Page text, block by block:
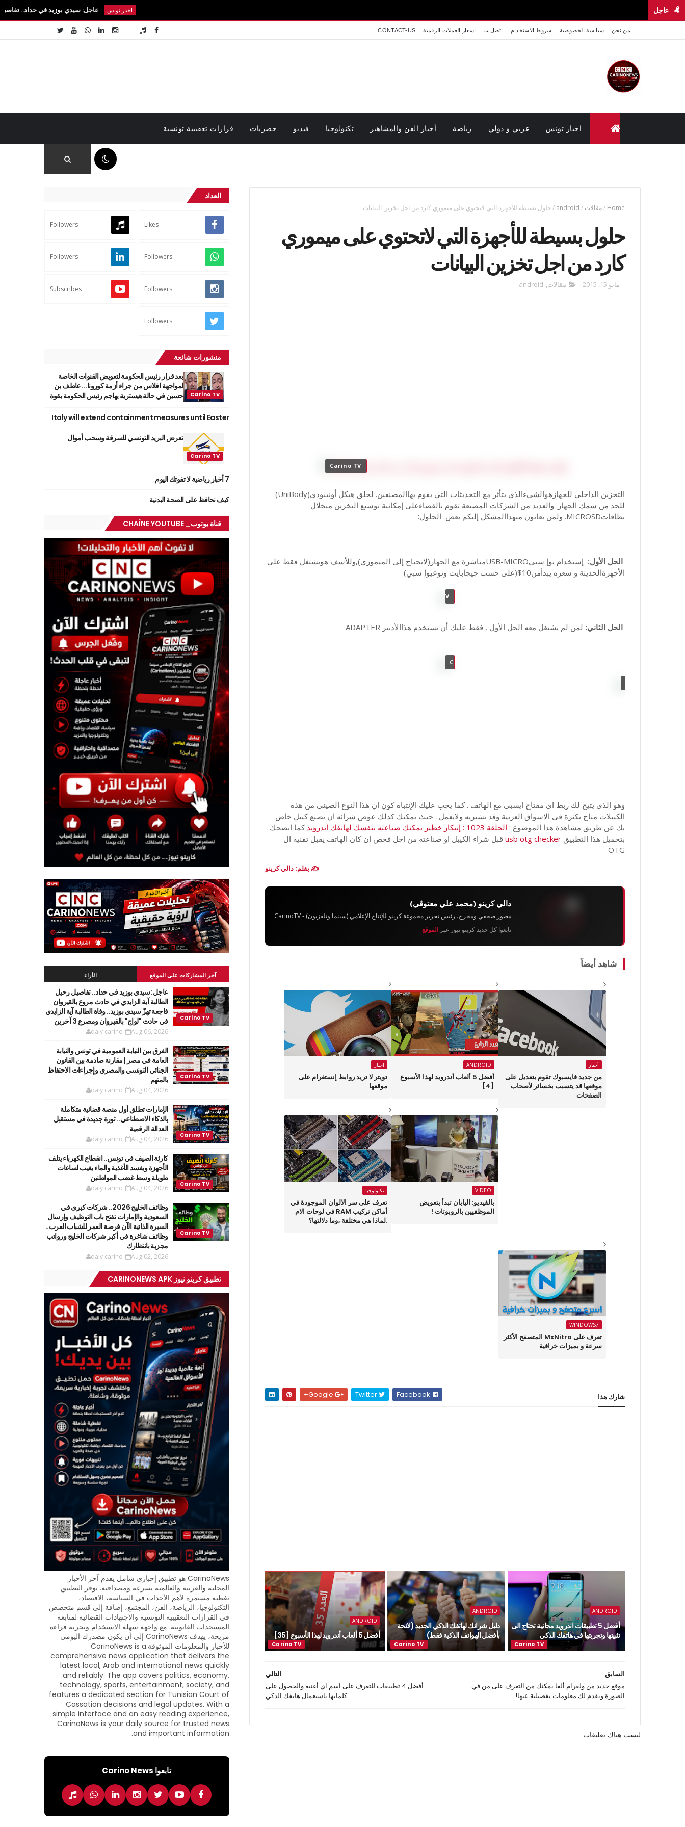
عاجل عاجل: سيدي بوزيد في حداد.. تفاصيل رحيل
من نحن سيا سة الخصوصية شروط الاستخدام اتصل بنا اسعار العملات الرقمية CONTACT-US
اخبار تونس عربي و دولي رياضة أخبار الفن والمشاهير تكنولوجيا فيديو حصريات قرارات تعقيبية تونسية
Home
/مقالات /
android
/حلول بسيطة للأجهزة التي لاتحتوي على ميموري كارد من اجل تخزين البيانات
حلول بسيطة للأجهزة التي لاتحتوي على ميموري
كارد من اجل تخزين البيانات
مايو 15, 2015 مقالات,
android
Carino TV
التخزين الداخلي للجهازهوالشيءالذي يتأثر مع التحديثات التي يقوم بهاالمصنعين. لخلق هيكل أونيبودي(UniBody)
للحد من سمك الجهاز. والعديد من الشركات المصنعة تقوم بالقضاءعلى إمكانية توسيع التخزين منخلال
بطاقاتMICROSD. ولمن يعانون منهذاالمشكل إليكم بعض الحلول:
الحل الأول:
إستخدام يوإ سبيUSB-MICROمباشرة مع الجهاز(لاتحتاج إلى الميموري),وللأسف هويشتغل فقط على
الأجهزةالحديثة و سعره يبدأمن10$(على حسب جيجابايت ونوعيوإ سبي)
Carino TV
الحل الثاني: لمن لم يشتغل معه الحل الأول , فقط عليك أن تستخدم هذاالأدبتر ADAPTER
Carino TV
وهو الذي يتيح لك ربط اي مفتاح ايسبي مع الهاتف . كما يجب عليك الإنتباه كون ان هذا النوع الصيني من هذه
الكيبلات متاح بكثرة في الاسواق العربية وقد تشتريه ولايعمل . حيث يمكنك كذلك عوض شرائه ان تصنع كيبل خاص
بك عن طريق مشاهدة هذا الموضوع : الحلقة 1023 : إبتكار خطير يمكنك صناعته بنفسك لهاتفك أندرويد
كما انصحك
بتحميل هذا التطبيق usb otg checker قبل شراء الكيبل او صناعته من اجل فحص إن كان الهاتف يقبل تقنية ال
OTG
✍️ بقلم: دالي كرينو
دالي كرينو (محمد علي معتوڨي)
مصور صحفي ومخرج، رئيس تحرير مجموعة كرينو للإنتاج الإعلامي (سينما وتلفزيون) - CarinoTV
تابعوا كل جديد كرينو نيوز عبرالموقع
شاهد أيضاً
أخبار
من جديد فايسبوك تقوم بتعديل على
موقعها قد يتسبب بخسائر لأصحاب
الصفحات
ANDROID
أفضل 5 ألعاب أندرويد لهذا الأسبوع
[4]
اخبار
تويتر لا تريد روابط إنستغرام على
موقعها
VIDEO
بالفيديو: اليابان تبدأ بتعويض
الموظفيين بالروبوتات !
تكنولوجيا
تعرف على سر الالوان الموجودة في
أماكن تركيب RAM في لوحات الام
.لماذا هي مختلفة ،وما دلالتها؟
WINDOWS7
تعرف على MxNitro المتصفح الأكثر
سرعة و بميزات خرافية
شارك هذا Twitter
ANDROID
أفضل 5 تطبيقات اندرويد مجانية تحتاج الى
تثبيتها وتجربتها في هاتفك الذكي
ANDROID
دليل شرائك لهاتفك الذكي الجديد (لائحة
بأفضل الهواتف الذكية فقط)
ANDROID
أفضل 5 ألعاب أندرويد لهذا الأسبوع [35]
التالي
أفضل 4 تطبيقات للتعرف على اسم اي أغنية والحصول على
كلماتها باستعمال هاتفك الذكي
السابق
موقع جديد من ولفرام ألفا يمكنك من التعرف على من في
الصورة ويقدم لك معلومات تفصيلية عنها!
ليست هناك تعليقات
العداد
Likes
Followers
Followers
Followers
Followers
Subscribes
Followers
منشورات شائعة
بعد قرار رئيس الحكومة لتعويض القنوات الخاصة
لمواجهة افلاس من جراء أزمة كورونا... عاطف بن
حسين في حالة هيسترية يهاجم رئيس الحكومة بقوة
Italy will extend containment measures until Easter
تعرض البريد التونسي للسرقة وسحب أموال
7 أخبار رياضية لا تفوتك اليوم
كيف نحافظ على الصحة البدنية
قناة يوتوب_ CHAÎNE YOUTUBE
آخر المشاركات على الموقع الأراء
عاجل: سيدي بوزيد في حداد.. تفاصيل رحيل
الطالبة آية الزايدي في حادث مروع بالقيروان
فاجعة تهزّ سيدي بوزيد.. وفاة الطالبة آية الزايدي
في حادث "لواج" بالقيروان ومصرع 3 آخرين
daly carino Aug 06, 2026
الفرق بين النيابة العمومية في تونس والنيابة
العامة في مصر | مقارنة صادمة بين القانون
الجنائي التونسي والمصري وإجراءات الاحتفاظ
بالمتهم
daly carino Aug 04, 2026
الإمارات تطلق أول منصة قضائية متكاملة
بالذكاء الاصطناعي.. ثورة جديدة في مستقبل
العدالة الرقمية
daly carino Aug 04, 2026
كارثة الصيف في تونس.. انقطاع الكهرباء يتلف
الأجهزة ويفسد الأغذية والماء يغيب لساعات
طويلة وسط غضب المواطنين
daly carino Aug 04, 2026
وظائف الخليج 2026.. شركات كبرى في
السعودية والإمارات تفتح باب التوظيف وإرسال
السيرة الذاتية الآن فرصة العمر للشباب العرب..
وظائف شاغرة في أكبر شركات الخليج ورواتب
مجزية بانتظارك
daly carino Aug 02, 2026
تطبيق كرينو نيوز CARINONEWS APK
CarinoNews هو تطبيق إخباري شامل يقدم آخر الأخبار
المحلية والعربية والعالمية بسرعة ومصداقية. يوفر التطبيق
تغطية مستمرة لأهم الأحداث في السياسة، الاقتصاد،
التكنولوجيا، الرياضة، الفن، المجتمع، إضافة إلى قسم متخصص
في القرارات التعقيبية التونسية والاجتهادات القضائية لمتابعة
المستجدات القانونية. مع واجهة سهلة الاستخدام وتجربة قراءة
مريحة، يهدف CarinoNews إلى أن يكون مصدرك اليومي
للأخبار والمعلومات الموثوقة.CarinoNews is a
comprehensive news application that delivers the
latest local, Arab and international news quickly
and reliably. The app covers politics, economy,
technology, sports, entertainment, society, and
features a dedicated section for Tunisian Court of
Cassation decisions and legal updates. With a
simple interface and an easy reading experience,
CarinoNews is your daily source for trusted news
and important information.
تابعوا Carino News